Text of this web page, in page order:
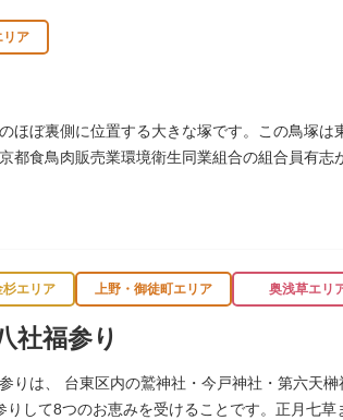
リア
ほぼ裏側に位置する大きな塚です。この鳥塚
都食鳥肉販売業環境衛生同業組合の組合員有
杉エリア 上野・御徒町エリア 奥浅草エリ
社福参り
りは、 台東区内の鷲神社・今戸神社・第六天
りして8つのお恵みを受けることです。正月七